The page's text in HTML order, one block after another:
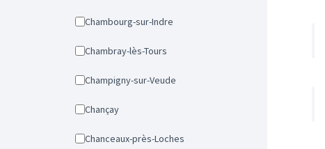
Chambourg-sur-Indre
Chambray-lès-Tours
Champigny-sur-Veude
Chançay
Chanceaux-près-Loches